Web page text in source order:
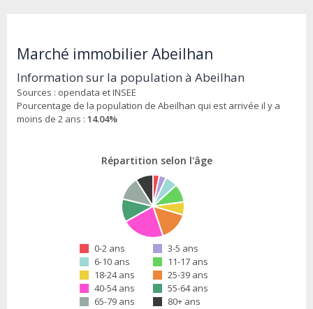
Marché immobilier Abeilhan
Information sur la population à Abeilhan
Sources : opendata et INSEE
Pourcentage de la population de Abeilhan qui est arrivée il y a
moins de 2 ans : 14.04%
Répartition selon l'âge
0-2 ans
3-5 ans
6-10 ans
11-17 ans
18-24 ans
25-39 ans
40-54 ans
55-64 ans
65-79 ans
80+ ans